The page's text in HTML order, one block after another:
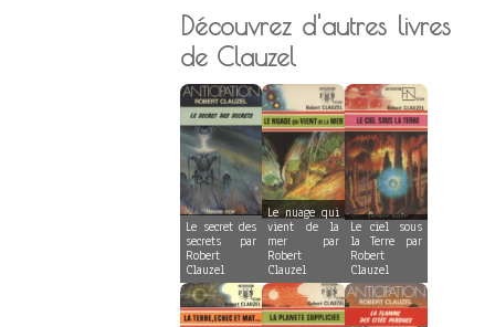
Découvrez d'autres livres
de Clauzel
Le secret des
secrets par
Robert
Clauzel
Le nuage qui
vient de la
mer par
Robert
Clauzel
Le ciel sous
la Terre par
Robert
Clauzel